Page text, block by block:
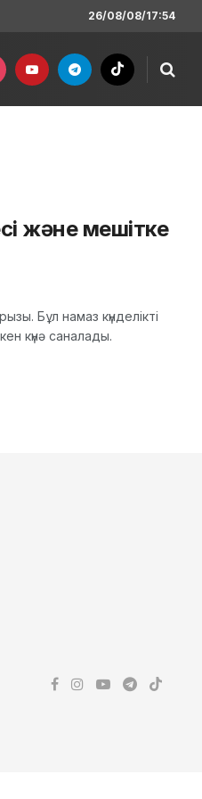
26/08/08/17:54
және мешітке
Бұл намаз күнделікті
күнә саналады.